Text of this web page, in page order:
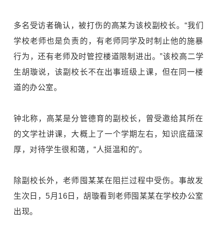
多名受访者确认，被打伤的高某为该校副校长。“我们
学校老师也是负责的，有老师同学及时制止他的施暴
行为，还有老师及时管控楼道限制进出。”该校高二学
生胡璇说，该副校长不在出事班级上课，但在同一楼
道的办公室。
钟北称，高某是分管德育的副校长，曾受邀给其所在
的文学社讲课，大概上了一个学期左右，知识底蕴深
厚，对待学生很和蔼，“人挺温和的”。
除副校长外，老师囤某某在阻拦过程中受伤。事故发
生次日，5月16日，胡璇看到老师囤某某在学校办公室
出现。